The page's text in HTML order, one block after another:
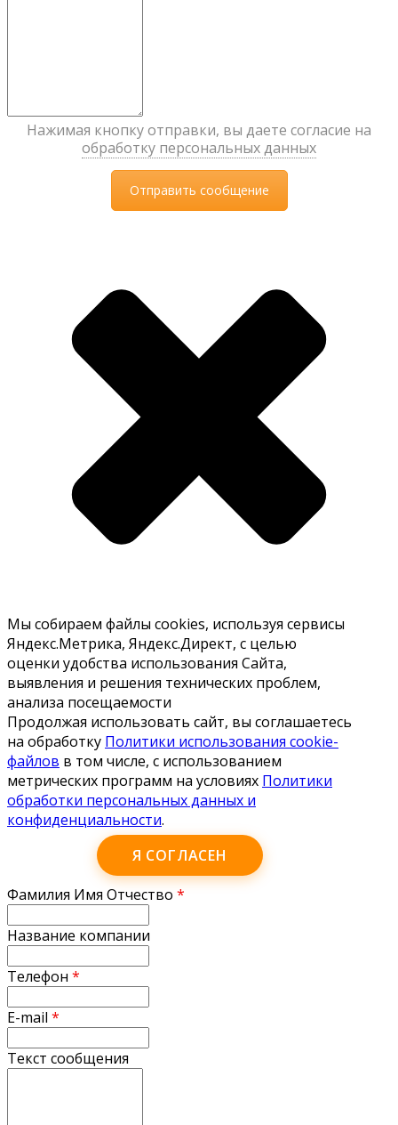
Нажимая кнопку отправки, вы даете согласие на
обработку персональных данных
Мы собираем файлы cookies, используя сервисы
Яндекс.Метрика, Яндекс.Директ, с целью
оценки удобства использования Сайта,
выявления и решения технических проблем,
анализа посещаемости
Продолжая использовать сайт, вы соглашаетесь
на обработку Политики использования cookie-
файлов в том числе, с использованием
метрических программ на условиях Политики
обработки персональных данных и
конфиденциальности.
Я СОГЛАСЕН
Фамилия Имя Отчество *
Название компании
Телефон *
E-mail *
Текст сообщения